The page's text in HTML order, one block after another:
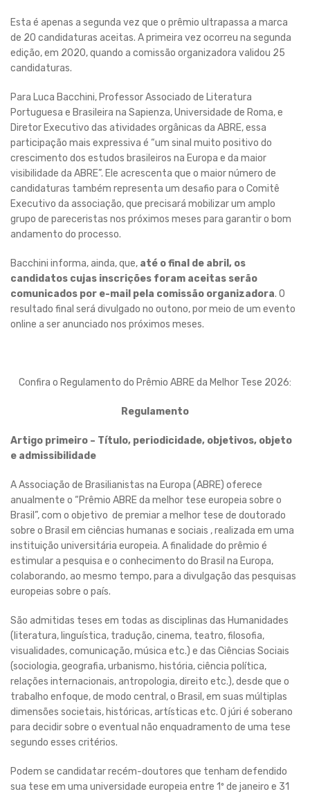
Esta é apenas a segunda vez que o prêmio ultrapassa a marca
de 20 candidaturas aceitas. A primeira vez ocorreu na segunda
edição, em 2020, quando a comissão organizadora validou 25
candidaturas.
Para Luca Bacchini, Professor Associado de Literatura
Portuguesa e Brasileira na Sapienza, Universidade de Roma, e
Diretor Executivo das atividades orgânicas da ABRE, essa
participação mais expressiva é “um sinal muito positivo do
crescimento dos estudos brasileiros na Europa e da maior
visibilidade da ABRE”. Ele acrescenta que o maior número de
candidaturas também representa um desafio para o Comitê
Executivo da associação, que precisará mobilizar um amplo
grupo de pareceristas nos próximos meses para garantir o bom
andamento do processo.
Bacchini informa, ainda, que, até o final de abril, os
candidatos cujas inscrições foram aceitas serão
comunicados por e-mail pela comissão organizadora. O
resultado final será divulgado no outono, por meio de um evento
online a ser anunciado nos próximos meses.
Confira o Regulamento do Prêmio ABRE da Melhor Tese 2026:
Regulamento
Artigo primeiro – Título, periodicidade, objetivos, objeto
e admissibilidade
A Associação de Brasilianistas na Europa (ABRE) oferece
anualmente o “Prêmio ABRE da melhor tese europeia sobre o
Brasil”, com o objetivo de premiar a melhor tese de doutorado
sobre o Brasil em ciências humanas e sociais , realizada em uma
instituição universitária europeia. A finalidade do prêmio é
estimular a pesquisa e o conhecimento do Brasil na Europa,
colaborando, ao mesmo tempo, para a divulgação das pesquisas
europeias sobre o país.
São admitidas teses em todas as disciplinas das Humanidades
(literatura, linguística, tradução, cinema, teatro, filosofia,
visualidades, comunicação, música etc.) e das Ciências Sociais
(sociologia, geografia, urbanismo, história, ciência política,
relações internacionais, antropologia, direito etc.), desde que o
trabalho enfoque, de modo central, o Brasil, em suas múltiplas
dimensões societais, históricas, artísticas etc. O júri é soberano
para decidir sobre o eventual não enquadramento de uma tese
segundo esses critérios.
Podem se candidatar recém-doutores que tenham defendido
sua tese em uma universidade europeia entre 1º de janeiro e 31